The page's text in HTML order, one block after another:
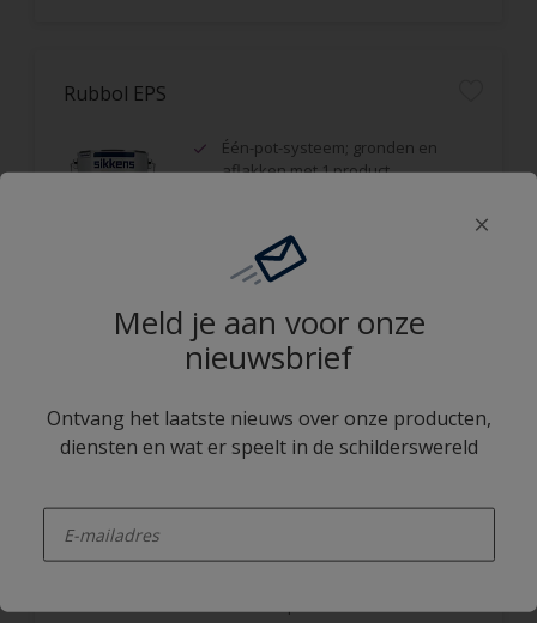
Rubbol EPS
Één-pot-systeem; gronden en
aflakken met 1 product
Vochtregulerend
Vergelijk
Rubbol EPS Thix
Meld je aan voor onze
nieuwsbrief
Ontvang het laatste nieuws over onze producten,
diensten en wat er speelt in de schilderswereld